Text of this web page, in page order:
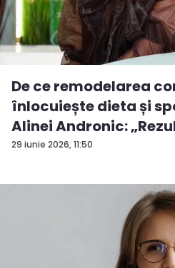
29 iunie 2026, 11:50
De ce remodelarea
înlocuiește dieta și
Alinei Andronic: